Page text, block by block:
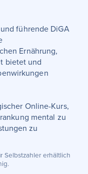
führende DiGA
Ernährung,
bietet und
Online-Kurs,
mental zu
zu
Selbstzahler erhältlich